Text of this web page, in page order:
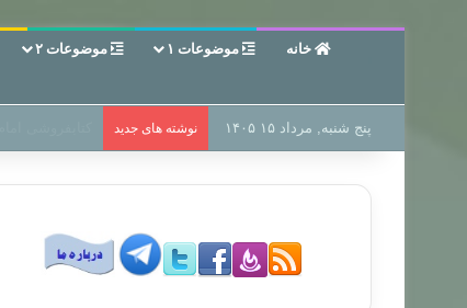
خانه موضوعات ۱ موضوعات ۲
پنج شنبه, مرداد ۱۵ ۱۴۰۵ نوشته های جدید